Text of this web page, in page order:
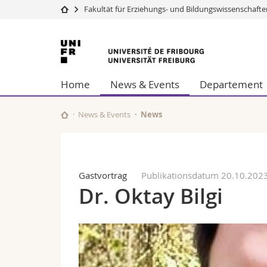
Universität
Studium
Forschung
Universität
Weiterbildung
Wirtschafts-
Philosophische
Fakultät für Erziehungs- und
Universität
Freiburg
Home News & Events Departement
News & Events News
Gastvortrag Publikationsdatum
Dr. Oktay Bilgi